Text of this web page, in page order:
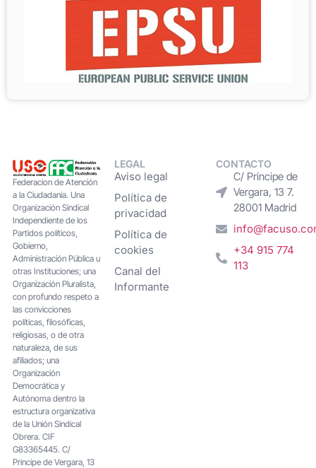
Federacion de Atención
a la Ciudadanía. Una
Organización Sindical
Independiente de los
Partidos políticos,
Gobierno,
Administración Pública u
otras Instituciones; una
Organización Pluralista,
con profundo respeto a
las convicciones
políticas, filosóficas,
religiosas, o de otra
naturaleza, de sus
afiliados; una
Organización
Democrática y
Autónoma dentro la
estructura organizativa
de la Unión Sindical
Obrera. CIF
G83365445. C/
Principe de Vergara, 13
LEGAL
Aviso legal
Política de
privacidad
Política de
cookies
Canal del
Informante
CONTACTO
C/ Príncipe de
Vergara, 13 7.
28001 Madrid
+34 915 774
113